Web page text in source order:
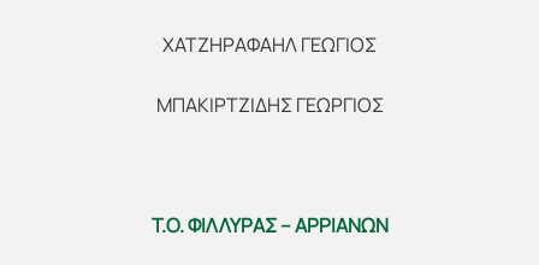
ΧΑΤΖΗΡΑΦΑΗΛ ΓΕΩΓΙΟΣ
ΜΠΑΚΙΡΤΖΙΔΗΣ ΓΕΩΡΓΙΟΣ
Τ.Ο. ΦΙΛΛΥΡΑΣ – ΑΡΡΙΑΝΩΝ